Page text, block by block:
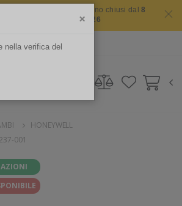
mai ma i nostri uffici saranno chiusi dal8
2026 al 16 agosto 2026
HONEYWELL
001
×
nella verifica del